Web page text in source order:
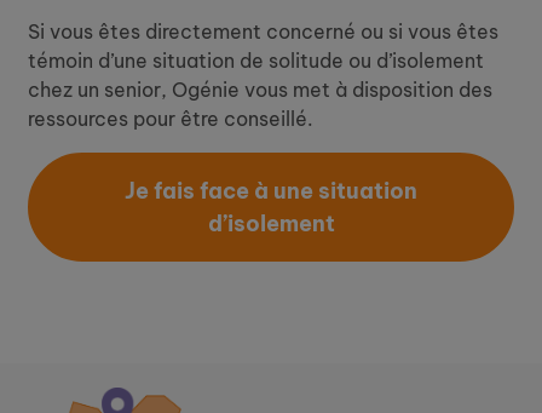
Si vous êtes directement concerné ou si vous êtes
témoin d’une situation de solitude ou d’isolement
chez un senior, Ogénie vous met à disposition des
ressources pour être conseillé.
Je fais face à une situation
d’isolement